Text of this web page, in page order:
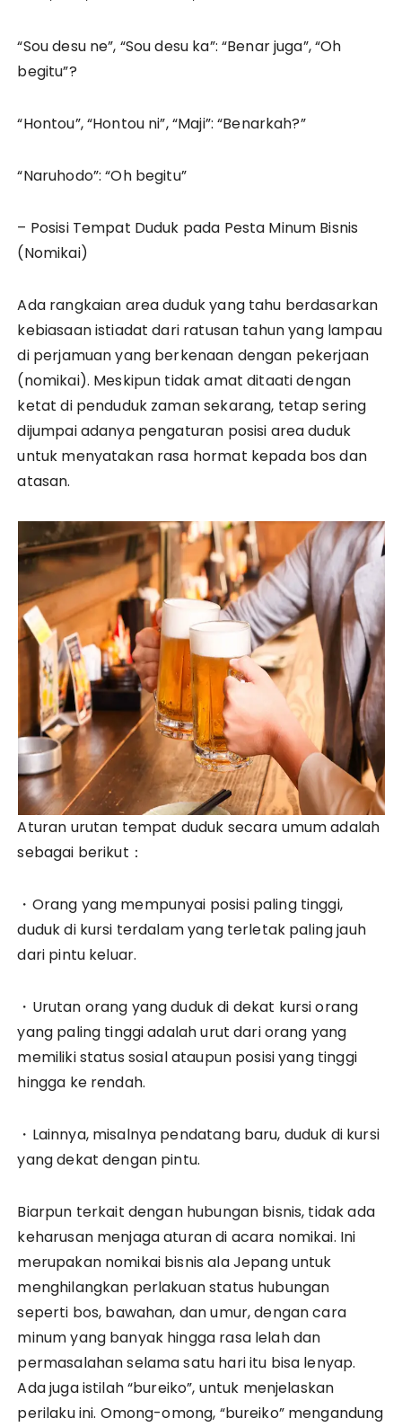
“Sou desu ne”, “Sou desu ka”: “Benar juga”, “Oh
begitu”?
“Hontou”, “Hontou ni”, “Maji”: “Benarkah?”
“Naruhodo”: “Oh begitu”
– Posisi Tempat Duduk pada Pesta Minum Bisnis
(Nomikai)
Ada rangkaian area duduk yang tahu berdasarkan
kebiasaan istiadat dari ratusan tahun yang lampau
di perjamuan yang berkenaan dengan pekerjaan
(nomikai). Meskipun tidak amat ditaati dengan
ketat di penduduk zaman sekarang, tetap sering
dijumpai adanya pengaturan posisi area duduk
untuk menyatakan rasa hormat kepada bos dan
atasan.
Aturan urutan tempat duduk secara umum adalah
sebagai berikut：
・Orang yang mempunyai posisi paling tinggi,
duduk di kursi terdalam yang terletak paling jauh
dari pintu keluar.
・Urutan orang yang duduk di dekat kursi orang
yang paling tinggi adalah urut dari orang yang
memiliki status sosial ataupun posisi yang tinggi
hingga ke rendah.
・Lainnya, misalnya pendatang baru, duduk di kursi
yang dekat dengan pintu.
Biarpun terkait dengan hubungan bisnis, tidak ada
keharusan menjaga aturan di acara nomikai. Ini
merupakan nomikai bisnis ala Jepang untuk
menghilangkan perlakuan status hubungan
seperti bos, bawahan, dan umur, dengan cara
minum yang banyak hingga rasa lelah dan
permasalahan selama satu hari itu bisa lenyap.
Ada juga istilah “bureiko”, untuk menjelaskan
perilaku ini. Omong-omong, “bureiko” mengandung